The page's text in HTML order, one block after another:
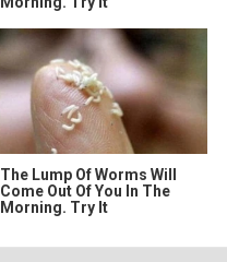
The Lump Of Worms Will
Come Out Of You In The
Morning. Try It